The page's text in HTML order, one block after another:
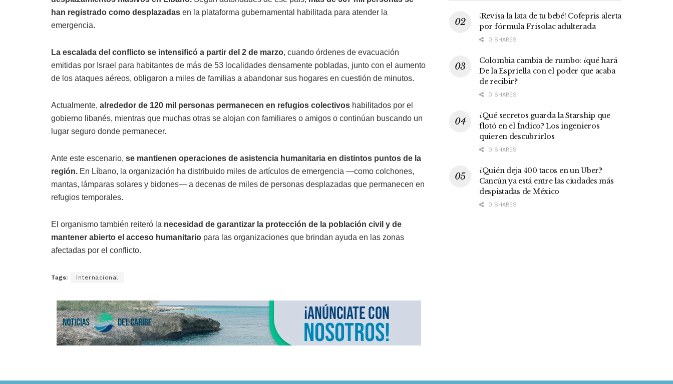
han registrado como desplazadas en la plataforma gubernamental habilitada para atender la
emergencia.
La escalada del conflicto se intensificó a partir del 2 de marzo, cuando órdenes de evacuación
emitidas por Israel para habitantes de más de 53 localidades densamente pobladas, junto con el aumento
de los ataques aéreos, obligaron a miles de familias a abandonar sus hogares en cuestión de minutos.
Actualmente, alrededor de 120 mil personas permanecen en refugios colectivos habilitados por el
gobierno libanés, mientras que muchas otras se alojan con familiares o amigos o continúan buscando un
lugar seguro donde permanecer.
Ante este escenario, se mantienen operaciones de asistencia humanitaria en distintos puntos de la
región. En Líbano, la organización ha distribuido miles de artículos de emergencia —como colchones,
mantas, lámparas solares y bidones— a decenas de miles de personas desplazadas que permanecen en
refugios temporales.
El organismo también reiteró la necesidad de garantizar la protección de la población civil y de
mantener abierto el acceso humanitario para las organizaciones que brindan ayuda en las zonas
afectadas por el conflicto.
Tags: Internacional
¡Revisa la lata de tu bebé! Cofepris alerta
por fórmula Frisolac adulterada
0 SHARES
Colombia cambia de rumbo: ¿qué hará
De la Espriella con el poder que acaba
de recibir?
0 SHARES
¿Qué secretos guarda la Starship que
flotó en el Índico? Los ingenieros
quieren descubrirlos
0 SHARES
¿Quién deja 400 tacos en un Uber?
Cancún ya está entre las ciudades más
despistadas de México
0 SHARES